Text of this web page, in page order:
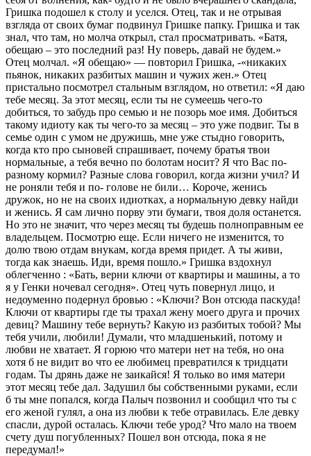
Гришка подошел к столу и уселся. Отец, так и не отрывая
взгляда от своих бумаг подвинул Гришке папку. Гришка и так
знал, что там, но молча открыл, стал просматривать. «Батя,
обещаю – это последний раз! Ну поверь, давай не будем.»
Отец молчал. «Я обещаю» — повторил Гришка, -«никаких
пьянок, никаких разбитых машин и чужих жен.» Отец
пристально посмотрел стальным взглядом, но ответил: «Я даю
тебе месяц. За этот месяц, если ты не сумеешь чего-то
добиться, то забудь про семью и не позорь мое имя. Добиться
такому идиоту как ты чего-то за месяц – это уже подвиг. Ты в
семье один с умом не дружишь, мне уже стыдно говорить,
когда кто про сыновей спрашивает, почему братья твои
нормальные, а тебя вечно по болотам носит? Я что Вас по-
разному кормил? Разные слова говорил, когда жизни учил? И
не роняли тебя и по- голове не били… Короче, женись
дружок, но не на своих идиотках, а нормальную девку найди
и женись. Я сам лично порву эти бумаги, твоя доля останется.
Но это не значит, что через месяц ты будешь полноправным ее
владельцем. Посмотрю еще. Если ничего не изменится, то
долю твою отдам внукам, когда время придет. А ты живи,
тогда как знаешь. Иди, время пошло.» Гришка вздохнул
облегченно : «Бать, верни ключи от квартиры и машины, а то
я у Генки ночевал сегодня». Отец чуть повернул лицо, и
недоуменно подернул бровью : «Ключи? Вон отсюда паскуда!
Ключи от квартиры где ты трахал жену моего друга и прочих
девиц? Машину тебе вернуть? Какую из разбитых тобой? Мы
тебя учили, любили! Думали, что младшенький, потому и
любви не хватает. Я горюю что матери нет на тебя, но она
хотя б не видит во что ее любимец превратился к тридцати
годам. Ты дрянь даже не заикайся! Я только во имя матери
этот месяц тебе дал. Задушил бы собственными руками, если
б ты мне попался, когда Палыч позвонил и сообщил что ты с
его женой гулял, а она из любви к тебе отравилась. Еле девку
спасли, дурой осталась. Ключи тебе урод? Что мало на твоем
счету душ погубленных? Пошел вон отсюда, пока я не
передумал!»